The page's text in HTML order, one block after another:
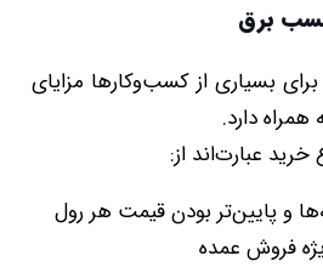
برق
بسیاری از کسب‌وکارها مزایای
دارد.
عبارت‌اند از:
و پایین‌تر بودن قیمت هر رول
فروش عمده